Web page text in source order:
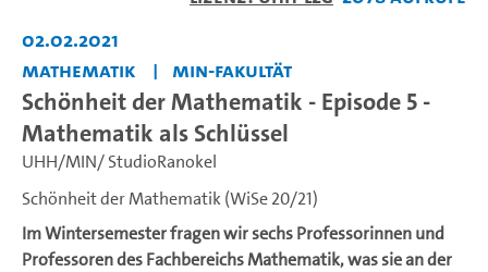
02.02.2021
Mathematik
MIN-Fakultät
Schönheit der Mathematik - Episode 5 -
Mathematik als Schlüssel
UHH/MIN/ StudioRanokel
Schönheit der Mathematik (WiSe 20/21)
Im Wintersemester fragen wir sechs Professorinnen und
Professoren des Fachbereichs Mathematik, was sie an der